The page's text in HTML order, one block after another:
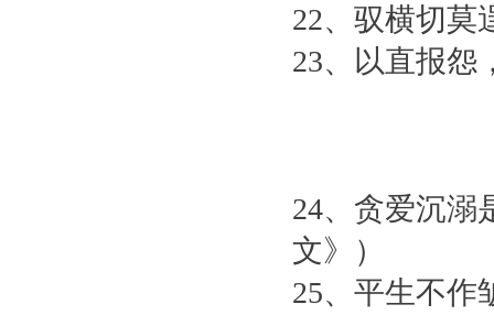
22、驭横切莫
23、以直报怨
24、贪爱沉溺
文》）
25、平生不作